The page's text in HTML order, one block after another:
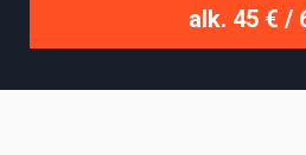
alk. 45 € /